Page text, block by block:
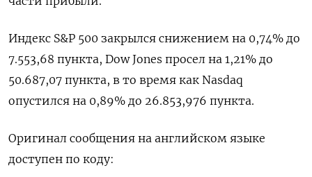
Индекс ‌S&P 500 закрылся снижением на 0,74% до
7.553,68 ​пункта, ​Dow ‌Jones просел на ​1,21% до
50.687,07 пункта, в то время как Nasdaq
опустился на 0,89% до 26.853,976 ​пункта.
Оригинал ⁠сообщения на английском языке
доступен ‌по коду: